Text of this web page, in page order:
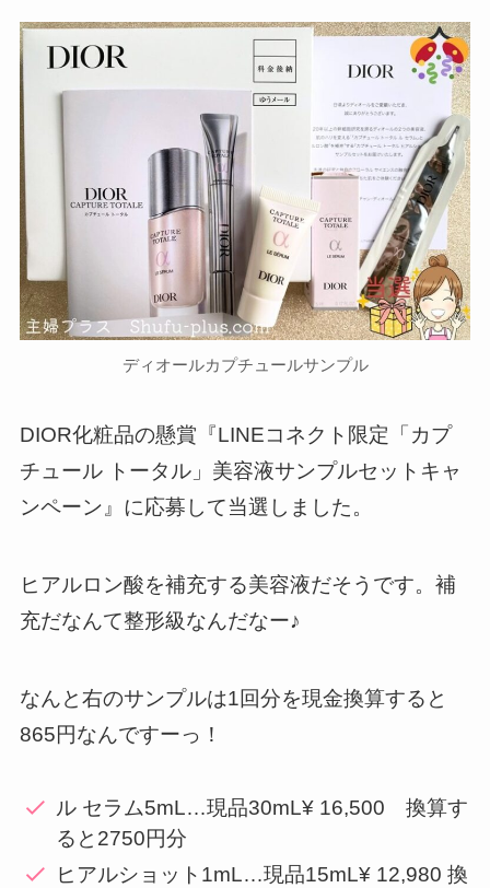
ディオールカプチュールサンプル
DIOR化粧品の懸賞『LINEコネクト限定「カプ
チュール トータル」美容液サンプルセットキャ
ンペーン』に応募して当選しました。
ヒアルロン酸を補充する美容液だそうです。補
充だなんて整形級なんだなー♪
なんと右のサンプルは1回分を現金換算すると
865円なんですーっ！
ル セラム5mL…現品30mL¥ 16,500 換算す
ると2750円分
ヒアルショット1mL…現品15mL¥ 12,980 換